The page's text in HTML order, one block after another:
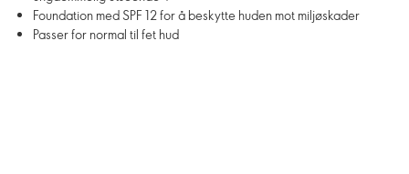
Foundation med SPF 12 for å beskytte huden mot miljøskader
Passer for normal til fet hud